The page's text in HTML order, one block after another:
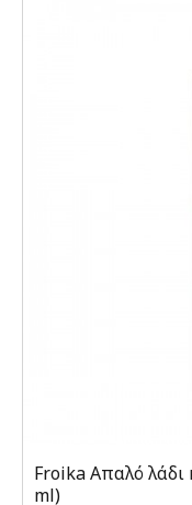
Froika Απαλό λάδι
ml)